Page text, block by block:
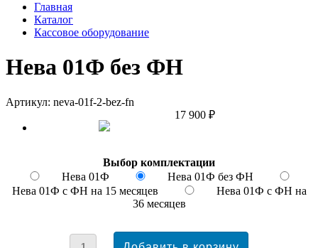
Главная
Каталог
Кассовое оборудование
Нева 01Ф без ФН
Артикул: neva-01f-2-bez-fn
17 900 ₽
Выбор комплектации
Нева 01Ф
Нева 01Ф без ФН
Нева 01Ф с ФН на 15 месяцев
Нева 01Ф с ФН на
36 месяцев